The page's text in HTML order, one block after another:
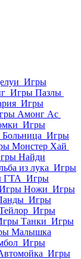
Игры
Игры Пазлы
Игры
Амонг Ас
Игры
Игры
Монстер Хай
Найди
из лука Игры
ГТА Игры
Ножи Игры
Игры
Игры
Танки Игры
Малышка
Игры
Игры